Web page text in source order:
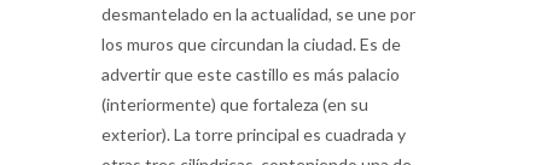
los muros que circundan la ciudad. Es de
advertir que este castillo es más palacio
(interiormente) que fortaleza (en su
exterior). La torre principal es cuadrada y
otras tres cilíndricas, conteniendo una de